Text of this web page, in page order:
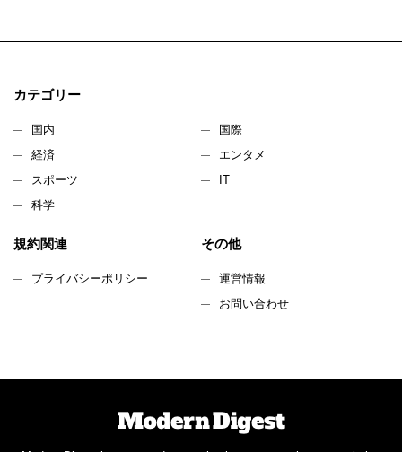
カテゴリー
国内
国際
経済
エンタメ
スポーツ
IT
科学
規約関連
プライバシーポリシー
その他
運営情報
お問い合わせ